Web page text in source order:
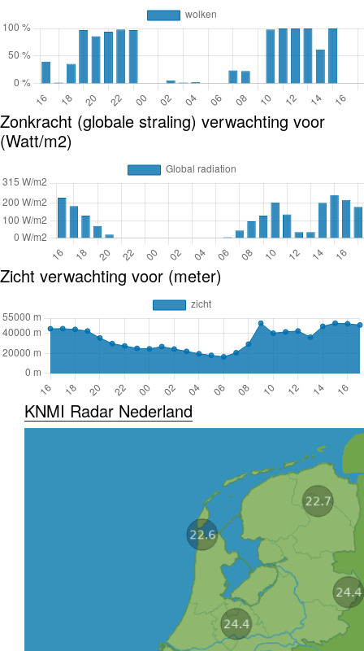
Zonkracht (globale straling) verwachting voor
(Watt/m2)
Zicht verwachting voor (meter)
KNMI Radar Nederland